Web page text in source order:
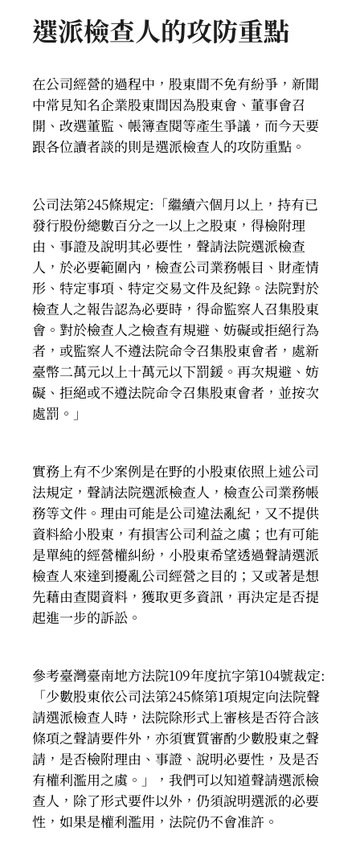
選派檢查人的攻防重點
在公司經營的過程中，股東間不免有紛爭，新聞
中常見知名企業股東間因為股東會、董事會召
開、改選董監、帳簿查閱等產生爭議，而今天要
跟各位讀者談的則是選派檢查人的攻防重點。
公司法第245條規定:「繼續六個月以上，持有已
發行股份總數百分之一以上之股東，得檢附理
由、事證及說明其必要性，聲請法院選派檢查
人，於必要範圍內，檢查公司業務帳目、財產情
形、特定事項、特定交易文件及紀錄。法院對於
檢查人之報告認為必要時，得命監察人召集股東
會。對於檢查人之檢查有規避、妨礙或拒絕行為
者，或監察人不遵法院命令召集股東會者，處新
臺幣二萬元以上十萬元以下罰鍰。再次規避、妨
礙、拒絕或不遵法院命令召集股東會者，並按次
處罰。」
實務上有不少案例是在野的小股東依照上述公司
法規定，聲請法院選派檢查人，檢查公司業務帳
務等文件。理由可能是公司違法亂紀，又不提供
資料給小股東，有損害公司利益之虞；也有可能
是單純的經營權糾紛，小股東希望透過聲請選派
檢查人來達到擾亂公司經營之目的；又或著是想
先藉由查閱資料，獲取更多資訊，再決定是否提
起進一步的訴訟。
參考臺灣臺南地方法院109年度抗字第104號裁定:
「少數股東依公司法第245條第1項規定向法院聲
請選派檢查人時，法院除形式上審核是否符合該
條項之聲請要件外，亦須實質審酌少數股東之聲
請，是否檢附理由、事證、說明必要性，及是否
有權利濫用之虞。」，我們可以知道聲請選派檢
查人，除了形式要件以外，仍須說明選派的必要
性，如果是權利濫用，法院仍不會准許。